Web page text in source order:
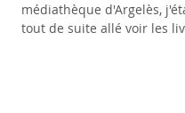
médiathèque d'Argelès,
tout de suite allé voir les